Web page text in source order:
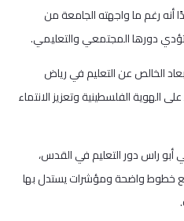
2022 – 2025″، مؤكدًا أنه رغم ما واجهته الجامعة من
دورها المجتمعي والتعليمي.
الخالص عن التعليم في رياض
الهوية الفلسطينية وتعزيز الانتماء
أبو راس دور التعليم في القدس،
خطوط واضحة ومؤشرات يستدل بها